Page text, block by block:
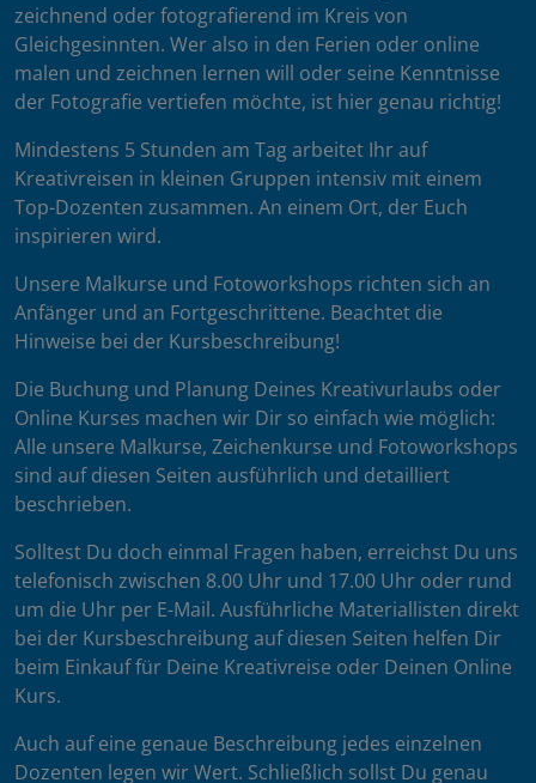
zeichnend oder fotografierend im Kreis von
Gleichgesinnten. Wer also in den Ferien oder online
malen und zeichnen lernen will oder seine Kenntnisse
der Fotografie vertiefen möchte, ist hier genau richtig!
Mindestens 5 Stunden am Tag arbeitet Ihr auf
Kreativreisen in kleinen Gruppen intensiv mit einem
Top-Dozenten zusammen. An einem Ort, der Euch
inspirieren wird.
Unsere Malkurse und Fotoworkshops richten sich an
Anfänger und an Fortgeschrittene. Beachtet die
Hinweise bei der Kursbeschreibung!
Die Buchung und Planung Deines Kreativurlaubs oder
Online Kurses machen wir Dir so einfach wie möglich:
Alle unsere Malkurse, Zeichenkurse und Fotoworkshops
sind auf diesen Seiten ausführlich und detailliert
beschrieben.
Solltest Du doch einmal Fragen haben, erreichst Du uns
telefonisch zwischen 8.00 Uhr und 17.00 Uhr oder rund
um die Uhr per E-Mail. Ausführliche Materiallisten direkt
bei der Kursbeschreibung auf diesen Seiten helfen Dir
beim Einkauf für Deine Kreativreise oder Deinen Online
Kurs.
Auch auf eine genaue Beschreibung jedes einzelnen
Dozenten legen wir Wert. Schließlich sollst Du genau